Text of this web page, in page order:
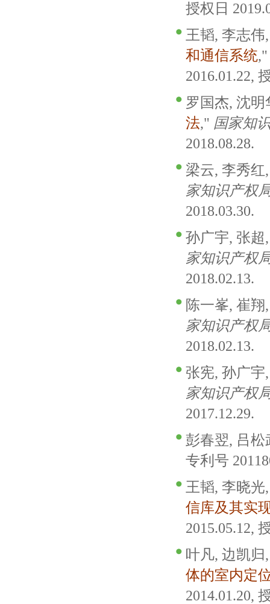
授权日
王韬, 李志伟
和通信系统
2016.01.22,
罗国杰, 沈明
法," 国家知
2018.08.28.
梁云, 李秀红
家知识产权
2018.03.30.
孙广宇, 张超
家知识产权
2018.02.13.
陈一峯, 崔
家知识产权
2018.02.13.
张宪, 孙广宇
家知识产权
2017.12.29.
彭春翌, 吕松
专利号
王韬, 李晓光
信库及其实
2015.05.12,
叶凡, 边凯归
体的室内定
2014.01.20,